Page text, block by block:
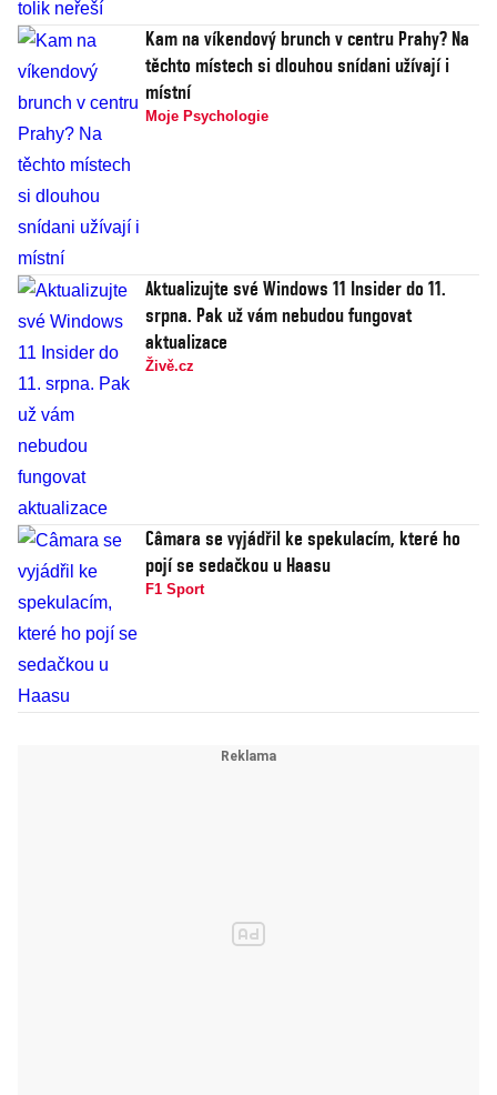
Kam na víkendový brunch v centru Prahy? Na
těchto místech si dlouhou snídani užívají i
místní
Moje Psychologie
Aktualizujte své Windows 11 Insider do 11.
srpna. Pak už vám nebudou fungovat
aktualizace
Živě.cz
Câmara se vyjádřil ke spekulacím, které ho
pojí se sedačkou u Haasu
F1 Sport